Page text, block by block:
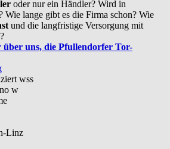
oder nur ein Händler? Wird in
Wie lange gibt es die Firma schon? Wie
und die langfristige Versorgung mit
?
über uns, die Pfullendorfer Tor-
Linz